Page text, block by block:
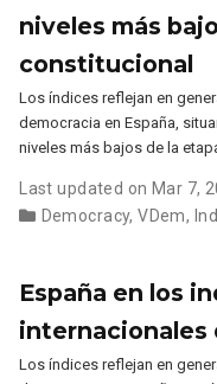
niveles más
constitucional
Los índices reflejan en
democracia en España,
niveles más bajos de la
Last updated on Mar 7,
Democracy,VDem,
España en los
internacionales
Los índices reflejan en